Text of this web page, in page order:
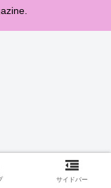
サイドバー